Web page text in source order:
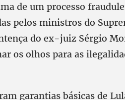
de um processo
pelos ministros do
do ex-juiz Sérgio
os olhos para as
garantias básicas de